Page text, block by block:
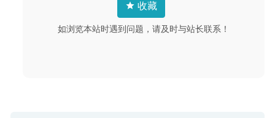
收藏
如浏览本站时遇到问题，请及时与站长联系！